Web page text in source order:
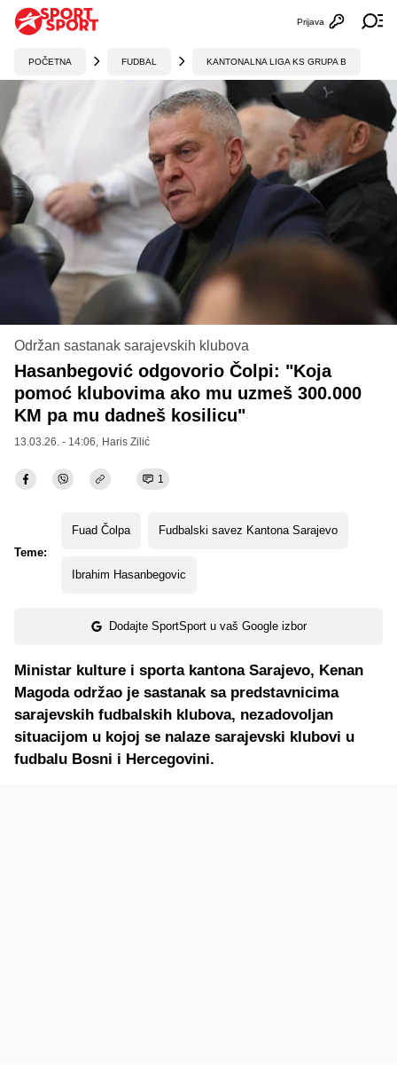
Otvori
Prijava
POČETNA FUDBAL KANTONALNA LIGA KS GRUPA B
Održan sastanak sarajevskih klubova
Hasanbegović odgovorio Čolpi: "Koja
pomoć klubovima ako mu uzmeš 300.000
KM pa mu dadneš kosilicu"
13.03.26. - 14:06, Haris Zilić
1
Teme:
Fuad Čolpa Fudbalski savez Kantona Sarajevo
Ibrahim Hasanbegovic
Dodajte SportSport u vaš Google izbor
Ministar kulture i sporta kantona Sarajevo, Kenan
Magoda održao je sastanak sa predstavnicima
sarajevskih fudbalskih klubova, nezadovoljan
situacijom u kojoj se nalaze sarajevski klubovi u
fudbalu Bosni i Hercegovini.